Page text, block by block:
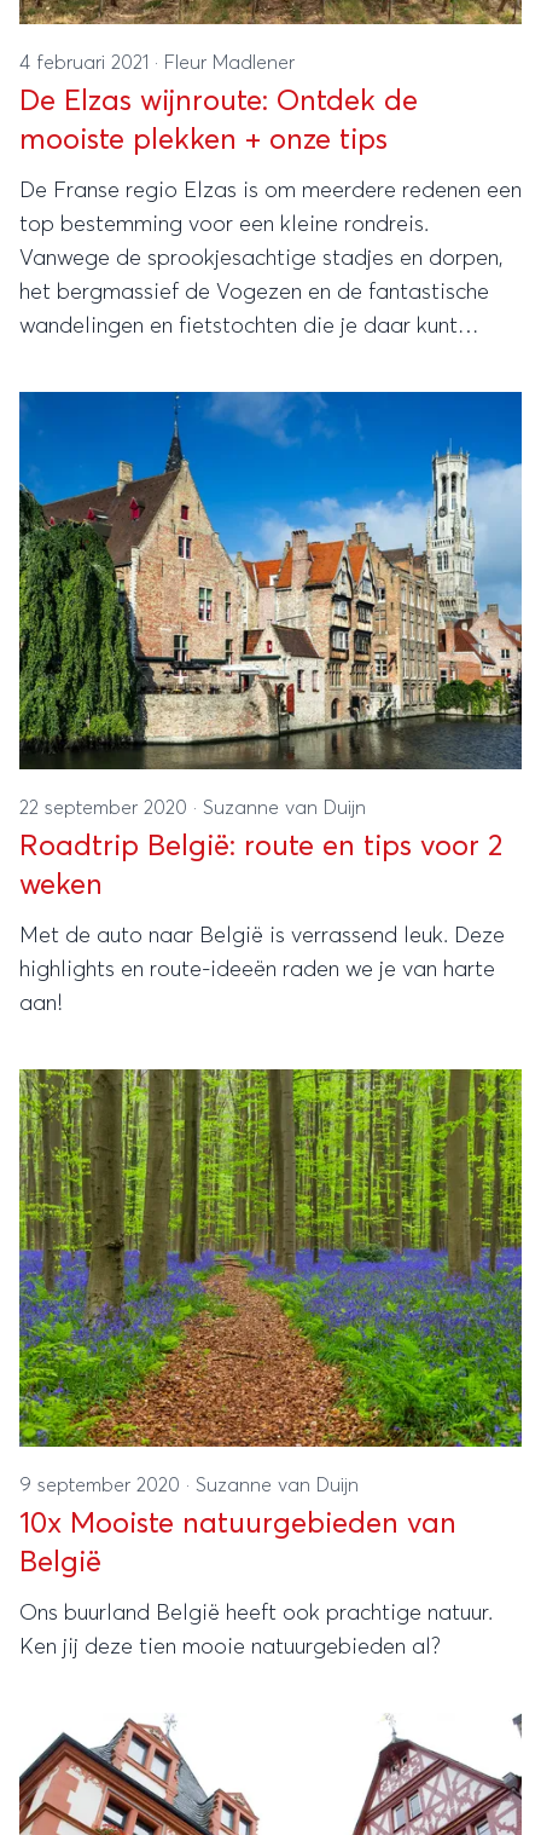
4 februari 2021 · Fleur Madlener
De Elzas wijnroute: Ontdek de
mooiste plekken + onze tips
De Franse regio Elzas is om meerdere redenen een
top bestemming voor een kleine rondreis.
Vanwege de sprookjesachtige stadjes en dorpen,
het bergmassief de Vogezen en de fantastische
wandelingen en fietstochten die je daar kunt
regio te bezoeken en dat is; de wijn!
22 september 2020 · Suzanne van Duijn
Roadtrip België: route en tips voor 2
weken
Met de auto naar België is verrassend leuk. Deze
highlights en route-ideeën raden we je van harte
aan!
9 september 2020 · Suzanne van Duijn
10x Mooiste natuurgebieden van
België
Ons buurland België heeft ook prachtige natuur.
Ken jij deze tien mooie natuurgebieden al?